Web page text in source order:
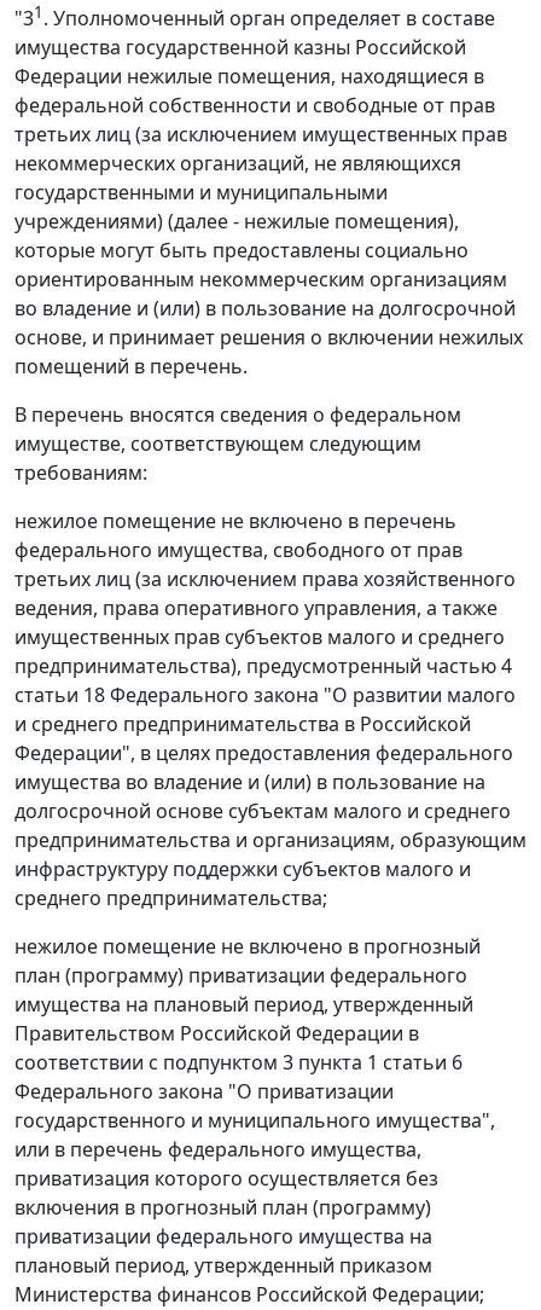
"31 . Уполномоченный орган определяет в составе
имущества государственной казны Российской
Федерации нежилые помещения, находящиеся в
федеральной собственности и свободные от прав
третьих лиц (за исключением имущественных прав
некоммерческих организаций, не являющихся
государственными и муниципальными
учреждениями) (далее - нежилые помещения),
которые могут быть предоставлены социально
ориентированным некоммерческим организациям
во владение и (или) в пользование на долгосрочной
основе, и принимает решения о включении нежилых
помещений в перечень.
В перечень вносятся сведения о федеральном
имуществе, соответствующем следующим
требованиям:
нежилое помещение не включено в перечень
федерального имущества, свободного от прав
третьих лиц (за исключением права хозяйственного
ведения, права оперативного управления, а также
имущественных прав субъектов малого и среднего
предпринимательства), предусмотренный частью 4
статьи 18 Федерального закона "О развитии малого
и среднего предпринимательства в Российской
Федерации", в целях предоставления федерального
имущества во владение и (или) в пользование на
долгосрочной основе субъектам малого и среднего
предпринимательства и организациям, образующим
инфраструктуру поддержки субъектов малого и
среднего предпринимательства;
нежилое помещение не включено в прогнозный
план (программу) приватизации федерального
имущества на плановый период, утвержденный
Правительством Российской Федерации в
соответствии с подпунктом 3 пункта 1 статьи 6
Федерального закона "О приватизации
государственного и муниципального имущества",
или в перечень федерального имущества,
приватизация которого осуществляется без
включения в прогнозный план (программу)
приватизации федерального имущества на
плановый период, утвержденный приказом
Министерства финансов Российской Федерации;